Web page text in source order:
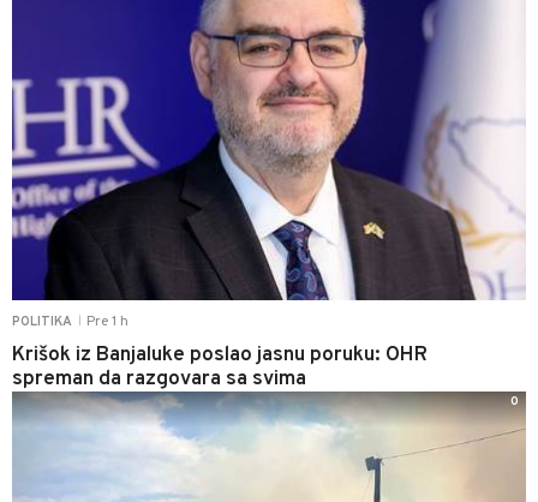
POLITIKA Pre 1 h
Krišok iz Banjaluke poslao jasnu poruku: OHR
spreman da razgovara sa svima
0